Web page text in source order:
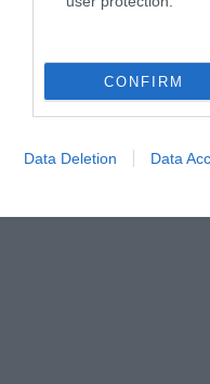
CONFIRM
Data Deletion Data
În Mallorca, una
din Spania, localnicii